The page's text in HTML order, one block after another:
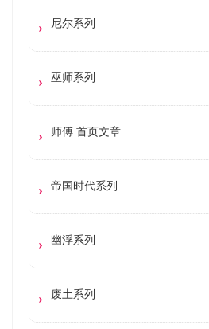
尼尔系列
巫师系列
师傅 首页文章
帝国时代系列
幽浮系列
废土系列